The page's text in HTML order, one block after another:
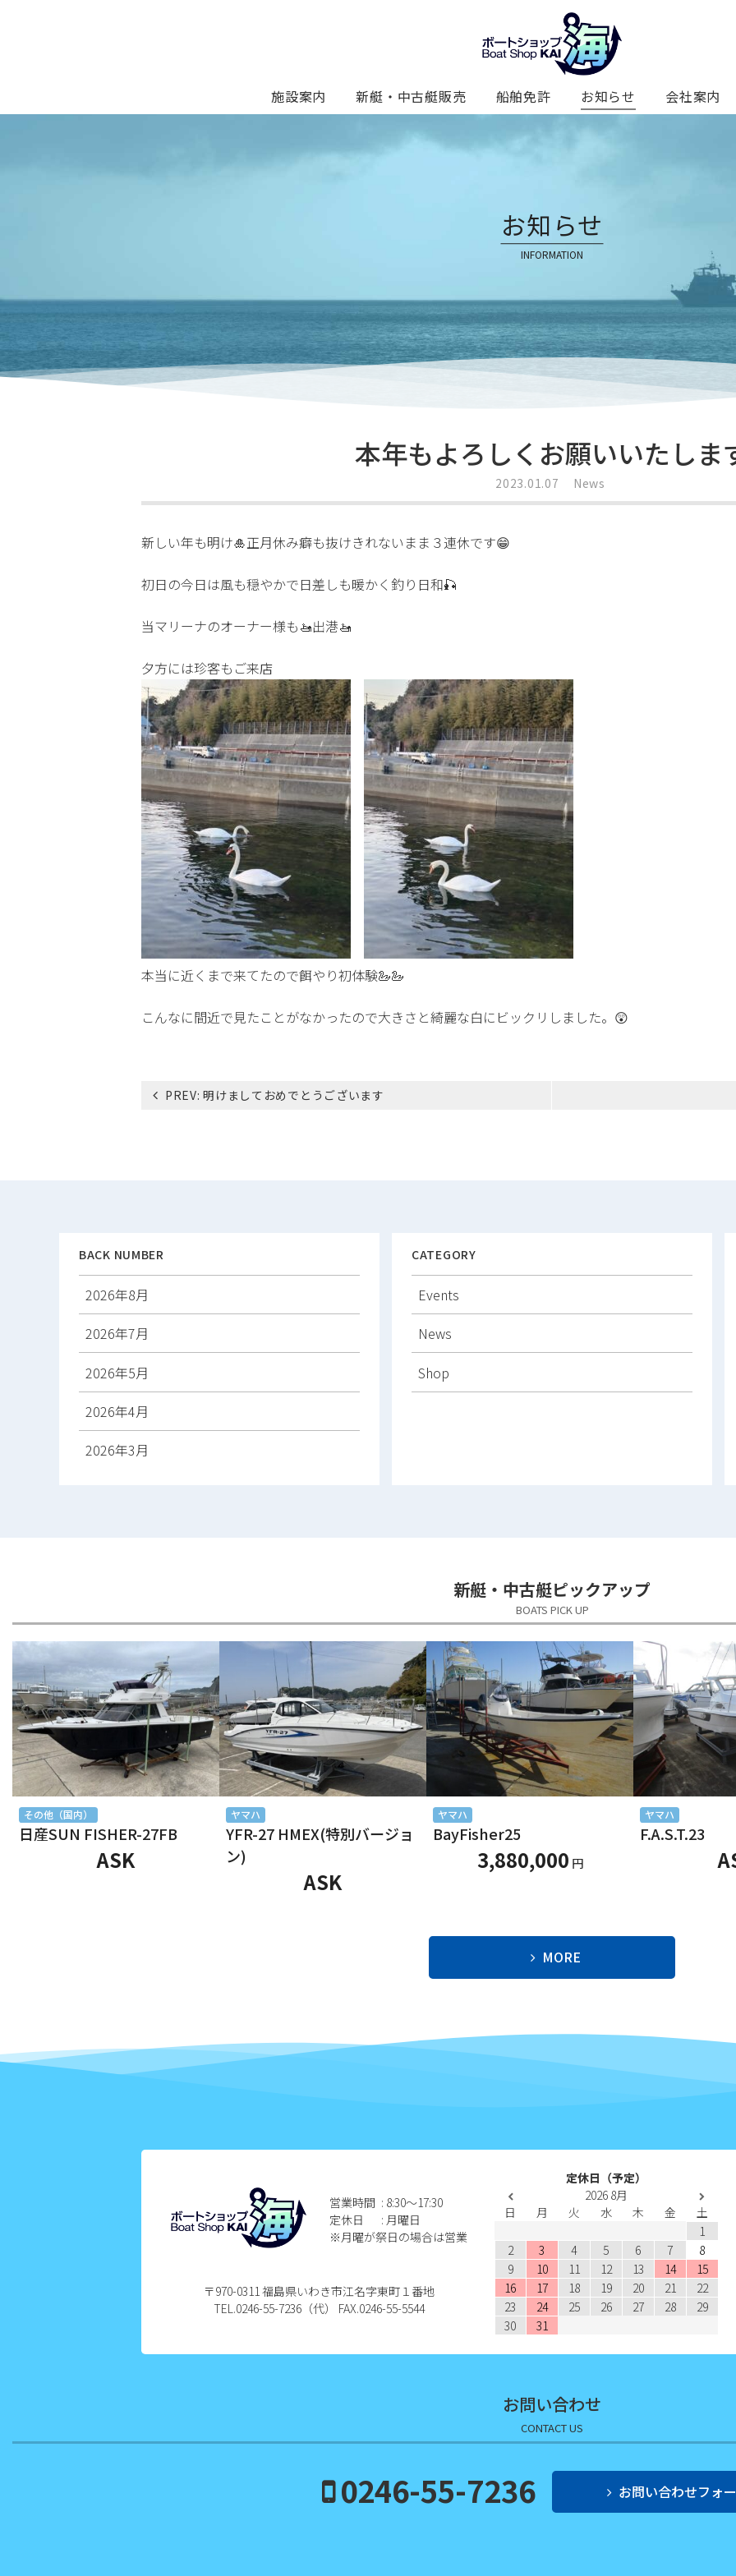
施設案内 新艇・中古艇販売 船舶免許 お知らせ 会社案内
お知らせ
INFORMATION
本年もよろしくお願いいたしま
2023.01.07 News
新しい年も明け🎍正月休み癖も抜けきれないまま３連休です😁
初日の今日は風も穏やかで日差しも暖かく釣り日和🎣
当マリーナのオーナー様も🚤出港🚤
夕方には珍客もご来店
本当に近くまで来てたので餌やり初体験🦢🦢
こんなに間近で見たことがなかったので大きさと綺麗な白にビックリしました。😲
ン
PREV: 明けましておめでとうございます
BACK NUMBER
2026年8月
2026年7月
2026年5月
2026年4月
2026年3月
2025年10月
2025年9月
2025年8月
2025年7月
2025年6月
2025年5月
2024年11月
2024年9月
CATEGORY
Events
News
Shop
新艇・中古艇ピックアップ
BOATS PICK UP
その他（国内）
日産SUN FISHER-27FB
ASK
ヤマハ
YFR-27 HMEX(特別バージョ
ン)
ASK
ヤマハ
BayFisher25
3,880,000 円
ヤマハ
F.A.S.T.23
MORE
営業時間 : 8:30〜17:30
定休日
: 月曜日
※月曜が祭日の場合は営業
〒970-0311 福島県いわき市江名字東町１番地
TEL.0246-55-7236（代） FAX.0246-55-5544
定休日（予定）
2026 8月
日
月 火 水 木 金
土
1
2
3 4 5 6 7
8
9
10 11 12 13 14
15
16
17 18 19 20 21
22
23
24 25 26 27 28
29
30
31
お問い合わせ
CONTACT US
0246-55-7236 お問い合わせフォ